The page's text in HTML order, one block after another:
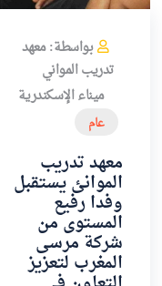
بواسطة: معهد
تدريب المواني
ميناء الإسكندرية
عام
معهد تدريب
الموانئ يستقبل
وفدا رفيع
المستوى من
شركة مرسى
المغرب لتعزيز